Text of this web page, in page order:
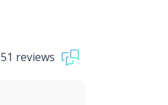
51 reviews